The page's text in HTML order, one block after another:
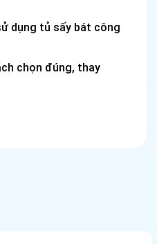
dụng tủ sấy bát công
chọn đúng, thay